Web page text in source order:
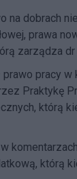
na dobrach
prawa
zarządza
prawo pracy w
Praktykę
którą
którą